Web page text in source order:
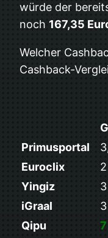
würde der
noch 167,35
Welcher
Cashback-
Primusportal
Euroclix
Yingiz
iGraal
Qipu